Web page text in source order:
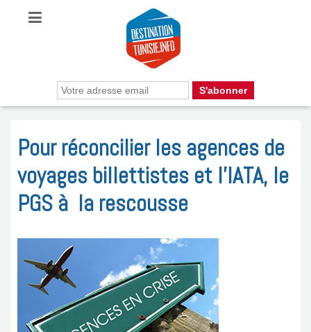
Pour réconcilier les agences de
voyages billettistes et l’IATA, le
PGS à la rescousse